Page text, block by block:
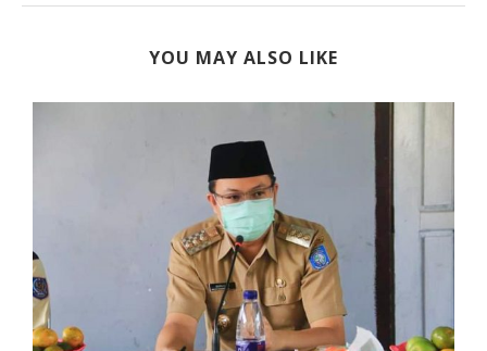
YOU MAY ALSO LIKE